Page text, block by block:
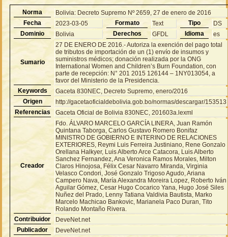
Norma
Bolivia: Decreto Supremo Nº 2659, 27 de enero de 2016
Fecha
2023-03-05 Formato Text Tipo
DS
Dominio
Bolivia Derechos GFDL Idioma es
Sumario
27 DE ENERO DE 2016.- Autoriza la exención del pago total
de tributos de importación de un (1) envío de insumos y
suministros médicos; donación realizada por la ONG
International Women and Children’s Burn Foundation, con
parte de recepción: N° 201 2015 126144 – 1NY013054, a
favor del Ministerio de la Presidencia.
Keywords
Gaceta 830NEC, Decreto Supremo, enero/2016
Origen
http://gacetaoficialdebolivia.gob.bo/normas/descargar/153513
Referencias
Gaceta Oficial de Bolivia 830NEC, 201603a.lexml
Creador
Fdo. ÁLVARO MARCELO GARCÍA LINERA, Juan Ramón
Quintana Taborga, Carlos Gustavo Romero Bonifaz
MINISTRO DE GOBIERNO E INTERINO DE RELACIONES
EXTERIORES, Reymi Luis Ferreira Justiniano, Rene Gonzalo
Orellana Halkyer, Luis Alberto Arce Catacora, Luis Alberto
Sanchez Fernandez, Ana Veronica Ramos Morales, Milton
Claros Hinojosa, Félix Cesar Navarro Miranda, Virginia
Velasco Condori, José Gonzalo Trigoso Agudo, Ariana
Campero Nava, María Alexandra Moreira Lopez, Roberto Iván
Aguilar Gómez, Cesar Hugo Cocarico Yana, Hugo José Siles
Nuñez del Prado, Lenny Tatiana Valdivia Bautista, Marko
Marcelo Machicao Bankovic, Marianela Paco Duran, Tito
Rolando Montaño Rivera.
Contribuidor
DeveNet.net
Publicador
DeveNet.net